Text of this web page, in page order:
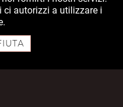
ci autorizzi a utilizzare i